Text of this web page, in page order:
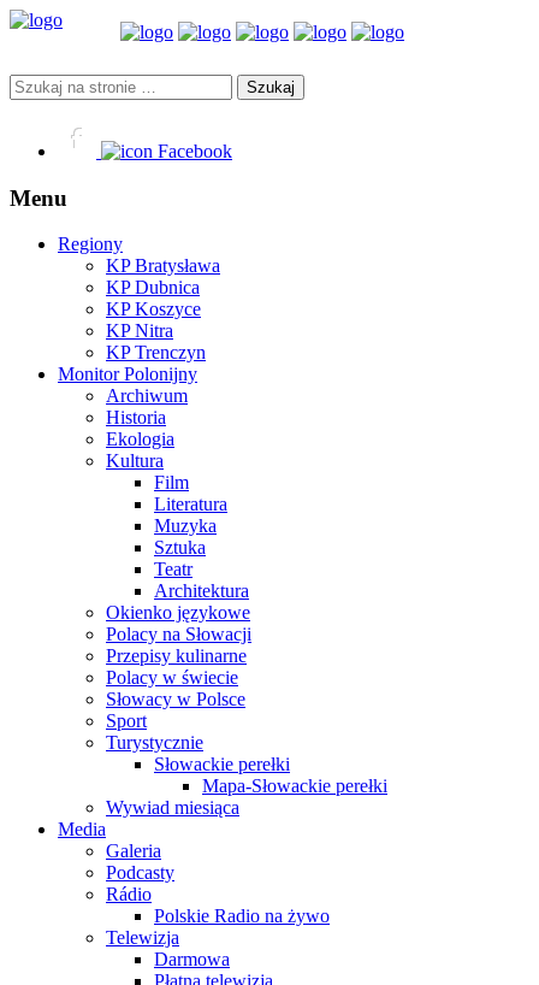
Facebook
Menu
Regiony
KP Bratysława
KP Dubnica
KP Koszyce
KP Nitra
KP Trenczyn
Monitor Polonijny
Archiwum
Historia
Ekologia
Kultura
Film
Literatura
Muzyka
Sztuka
Teatr
Architektura
Okienko językowe
Polacy na Słowacji
Przepisy kulinarne
Polacy w świecie
Słowacy w Polsce
Sport
Turystycznie
Słowackie perełki
Mapa-Słowackie perełki
Wywiad miesiąca
Media
Galeria
Podcasty
Rádio
Polskie Radio na żywo
Telewizja
Darmowa